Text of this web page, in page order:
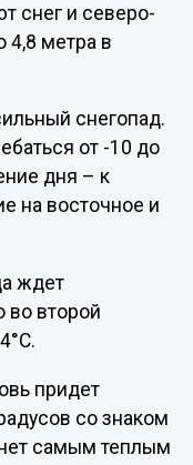
снег и северо-
4,8 метра в
снегопад.
от -10 до
дня – к
на восточное и
ждет
во второй
придет
со знаком
самым теплым